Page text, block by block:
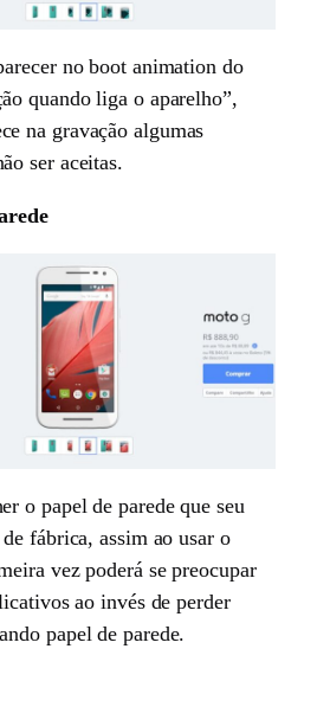
no boot animation do
quando liga o aparelho”,
na gravação algumas
ser aceitas.
o papel de parede que seu
fábrica, assim ao usar o
vez poderá se preocupar
ao invés de perder
papel de parede.